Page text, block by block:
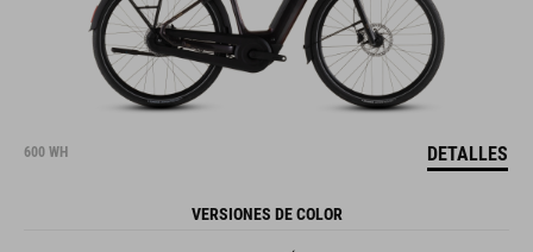
600 WH DETALLES
VERSIONES DE COLOR